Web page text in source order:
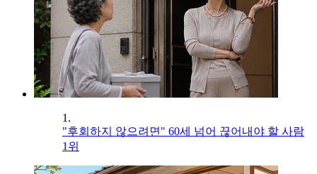
1.
"후회하지 않으려면" 60세 넘어 끊어내야 할 사람
1위